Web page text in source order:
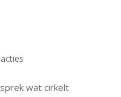
wat cirkelt